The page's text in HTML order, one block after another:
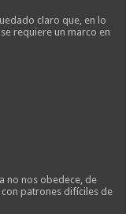
claro que, en lo
requiere un marco en
no nos obedece, de
patrones difíciles de